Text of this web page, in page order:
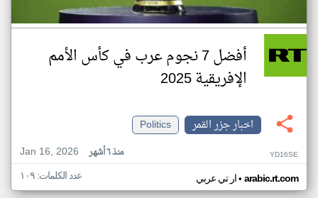
أفضل 7 نجوم عرب في كأس الأمم
الإفريقية 2025
اخبار جزر القمر
Politics
Jan 16, 2026
منذ ٦ أشهر YD16SE
ار تي عربي• arabic.rt.com عدد الكلمات: ١٠٩